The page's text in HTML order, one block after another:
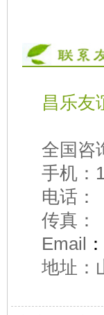
昌乐友
全国咨
手机：
电话：
传真：
Email ：
地址：